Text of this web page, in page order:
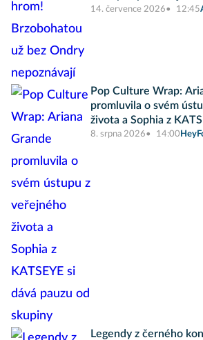
14. července 2026 12:45
Pop Culture Wrap:
promluvila o svém
života a Sophia z
od skupiny
8. srpna 2026 14:00
Legendy z černého